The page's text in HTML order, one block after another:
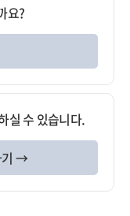
요?
실 수 있습니다.
기 →